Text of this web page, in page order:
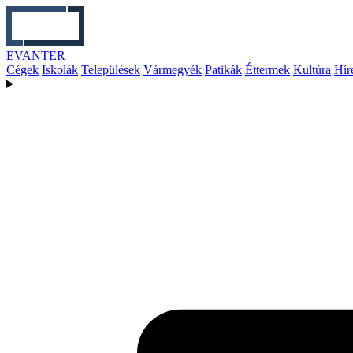
EVANTER
Cégek Iskolák Települések Vármegyék Patikák Éttermek Kultúra